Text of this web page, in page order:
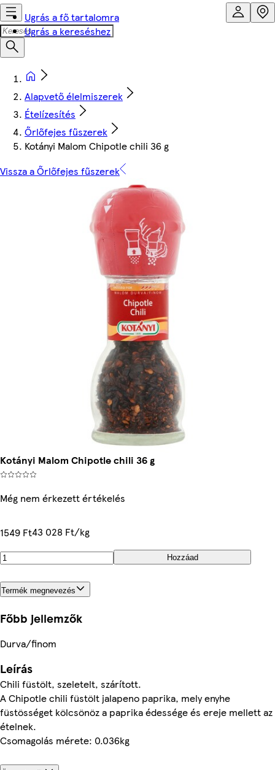
Ugrás a fő tartalomra
Ugrás a kereséshez
Alapvető élelmiszerek
Ételízesítés
Őrlőfejes fűszerek
Kotányi Malom Chipotle chili 36 g
Vissza a Őrlőfejes fűszerek
Kotányi Malom Chipotle chili 36 g
Még nem érkezett értékelés
1549 Ft43 028 Ft/kg
Hozzáad
Termék megnevezés
Főbb jellemzők
Durva/finom
Leírás
Chili füstölt, szeletelt, szárított.
A Chipotle chili füstölt jalapeno paprika, mely enyhe
füstösséget kölcsönöz a paprika édessége és ereje mellett az
ételnek.
Csomagolás mérete: 0.036kg